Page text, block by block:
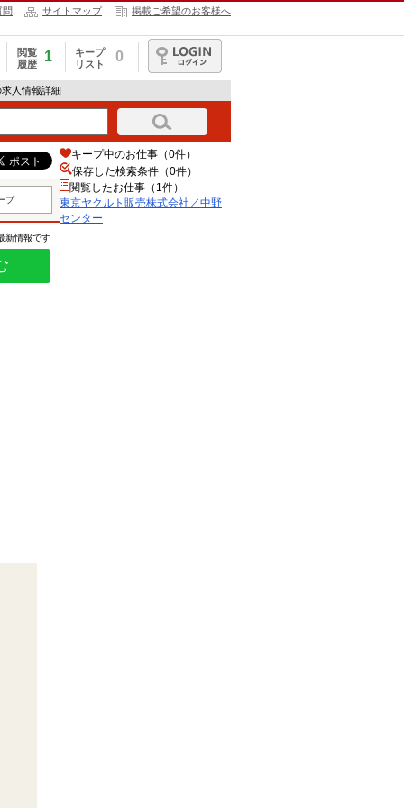
問 サイトマップ 掲載ご希望のお客様へ
閲覧
履歴
1
キープ
リスト
0
ログイン
人情報詳細
プ
新情報です
キープ中のお仕事（0件）
保存した検索条件（0件）
閲覧したお仕事（1件）
東京ヤクルト販売株式会社／中野
センター